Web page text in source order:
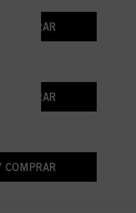
COMPRAR
COMPRAR
COMPRAR